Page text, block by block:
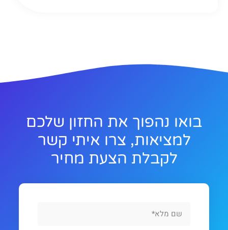
בואו נהפוך את החזון שלכם
למציאות, צרו איתי קשר
לקבלת הצעת מחיר
Name